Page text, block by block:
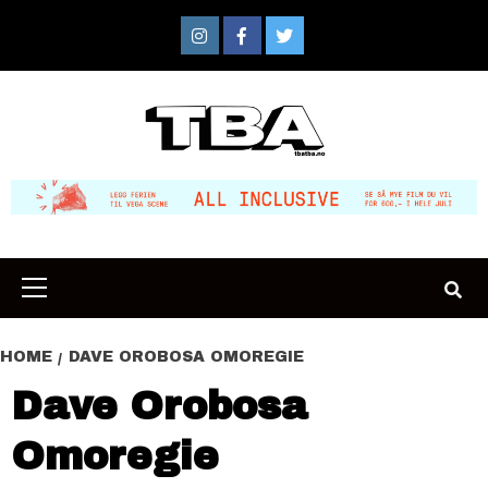
content
InstagramFacebook
Twitter
Primary
Menu
HOME DAVE OROBOSA OMOREGIE
Dave Orobosa
Omoregie